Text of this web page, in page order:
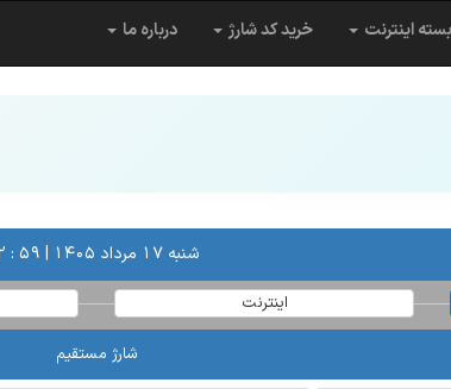
اینترنت خرید کد شارژ درباره ما
شنبه ۱۷ مرداد ۱۴۰۵ | ۵۹ : ۲
اینترنت
شارژ مستقیم